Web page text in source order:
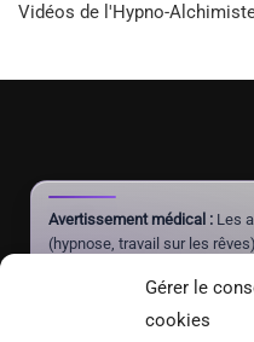
Gérer le
cookies
Vidéos de l'Hypno-
Avertissement médical : Les
(hypnose, travail sur les
constituent pas un acte
ne doivent jamais se